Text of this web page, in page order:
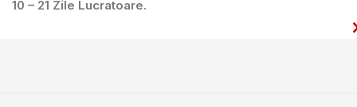
10 – 21 Zile Lucratoare.